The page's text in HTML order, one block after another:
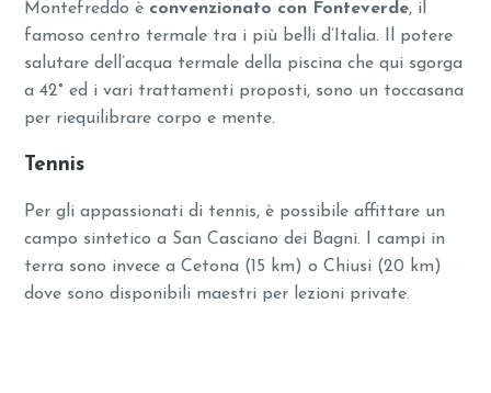
Montefreddo è convenzionato con Fonteverde, il
famoso centro termale tra i più belli d’Italia. Il potere
salutare dell’acqua termale della piscina che qui sgorga
a 42° ed i vari trattamenti proposti, sono un toccasana
per riequilibrare corpo e mente.
Tennis
Per gli appassionati di tennis, è possibile affittare un
campo sintetico a San Casciano dei Bagni. I campi in
terra sono invece a Cetona (15 km) o Chiusi (20 km)
dove sono disponibili maestri per lezioni private.